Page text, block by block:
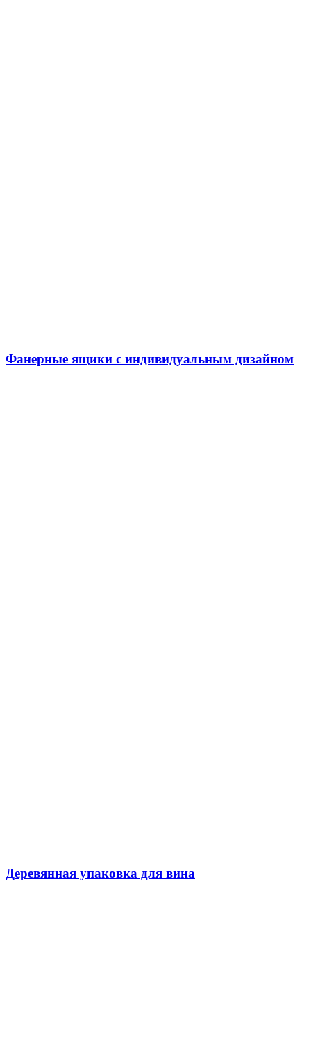
Фанерные ящики с индивидуальным дизайном
Деревянная упаковка для вина